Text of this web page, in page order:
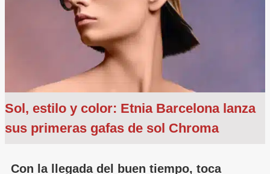
Sol, estilo y color: Etnia Barcelona lanza
sus primeras gafas de sol Chroma
Con la llegada del buen tiempo, toca